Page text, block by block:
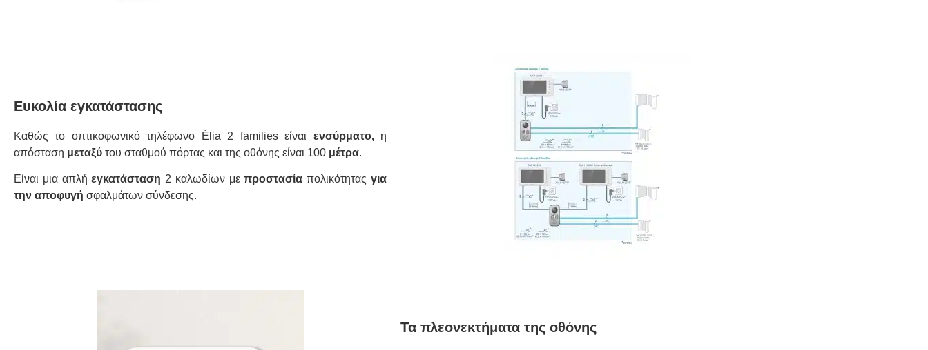
Ευκολία εγκατάστασης
Καθώς το οπτικοφωνικό τηλέφωνο Élia 2 families είναι ενσύρματο, η
απόσταση μεταξύ του σταθμού πόρτας και της οθόνης είναι 100 μέτρα.
Είναι μια απλήεγκατάσταση 2 καλωδίων μεπροστασία πολικότηταςγια
την αποφυγή σφαλμάτων σύνδεσης.
Τα πλεονεκτήματα της οθόνης